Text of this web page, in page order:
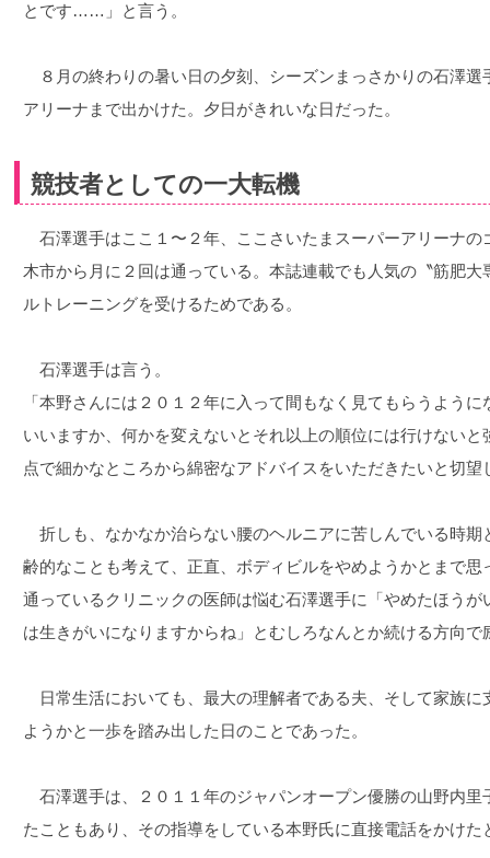
とです……」と言う。
８月の終わりの暑い日の夕刻、シーズンまっさかりの石澤選
アリーナまで出かけた。夕日がきれいな日だった。
競技者としての一大転機
石澤選手はここ１〜２年、ここさいたまスーパーアリーナの
木市から月に２回は通っている。本誌連載でも人気の〝筋肥
ルトレーニングを受けるためである。
石澤選手は言う。
「本野さんには２０１２年に入って間もなく見てもらうよう
いいますか、何かを変えないとそれ以上の順位には行けない
点で細かなところから綿密なアドバイスをいただきたいと切望
折しも、なかなか治らない腰のヘルニアに苦しんでいる時期
齢的なことも考えて、正直、ボディビルをやめようかとまで
通っているクリニックの医師は悩む石澤選手に「やめたほう
は生きがいになりますからね」とむしろなんとか続ける方向で
日常生活においても、最大の理解者である夫、そして家族に
ようかと一歩を踏み出した日のことであった。
石澤選手は、２０１１年のジャパンオープン優勝の山野内里
たこともあり、その指導をしている本野氏に直接電話をかけた